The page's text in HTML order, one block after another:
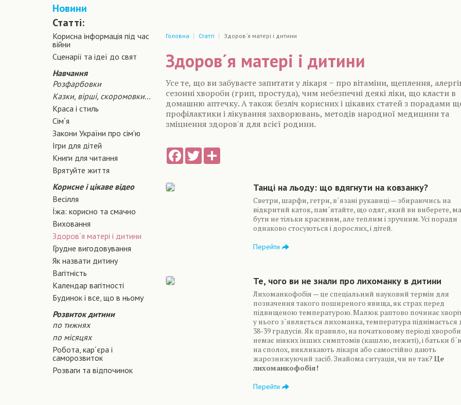
Новини
Статті:
Корисна інформація під час
війни
Сценарiї та iдеї до свят
Навчання
Розфарбовки
Казки, вірші, скоромовки...
Краса і стиль
Сiм´я
Закони України про сiм'ю
Ігри для дітей
Книги для читання
Врятуйте життя
Корисне і цікаве відео
Весілля
Їжа: корисно та смачно
Виховання
Здоров´я матері і дитини
Грудне вигодовування
Як назвати дитину
Вагiтнiсть
Календар вагітності
Будинок і все, що в ньому
Розвиток дитини
по тижнях
по місяцях
Робота, кар´єра і
саморозвиток
Розваги та відпочинок
Головна Статті Здоров´я матері і дитини
Здоров´я матері і дитини
Усе те, що ви забуваєте запитати у лікаря − про вітаміни, щеплення,
сезонні хвороби (грип, простуда), чим небезпечні деякі ліки, що класти в
домашню аптечку. А також безліч корисних і цікавих статей з порадами
профілактики і лікування захворювань, методів народної медицини та
зміцнення здоров'я для всієї родини.
FacebookTwitter
Танці на льоду: що вдягнути на ковзанку?
Светри, шарфи, гетри, в´язані рукавиці — збираючись на
відкритий каток, пам´ятайте, що одяг, який ви виберете,
бути не тільки красивим, але теплим і зручним. Усі поради
однаково стосуються і дорослих, і дітей.
Перейти
Те, чого ви не знали про лихоманку в дитини
Лихоманкофобія — це спеціальний науковий термін для
позначення такого поширеного явища, як страх перед
підвищеною температурою. Малюк раптово починає
у нього з´являється лихоманка, температура піднімається
38-39 градусів. Як правило, на початковому періоді хвороби
немає ніяких інших симптомів (кашлю, нежиті), і батьки
на сполох, викликають лікаря або самостійно дають
жарознижуючий засіб. Знайома ситуація, чи не так? Це
лихоманкофобія!
Перейти